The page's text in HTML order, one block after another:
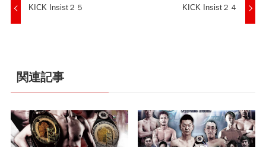
KICK Insist２５ KICK Insist２４
関連記事